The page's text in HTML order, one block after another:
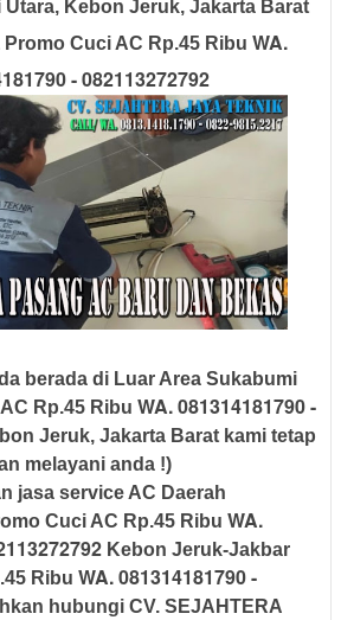
Kebon Jeruk, Jakarta Barat
Cuci AC Rp.45 Ribu WA.
- 082113272792
berada di Luar Area Sukabumi
Rp.45 Ribu WA. 081314181790 -
Jeruk, Jakarta Barat kami tetap
melayani anda !)
jasa service AC Daerah
Cuci AC Rp.45 Ribu WA.
Kebon Jeruk-Jakbar
Ribu WA. 081314181790 -
hubungi CV. SEJAHTERA